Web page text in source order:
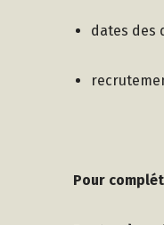
dates des
Pour